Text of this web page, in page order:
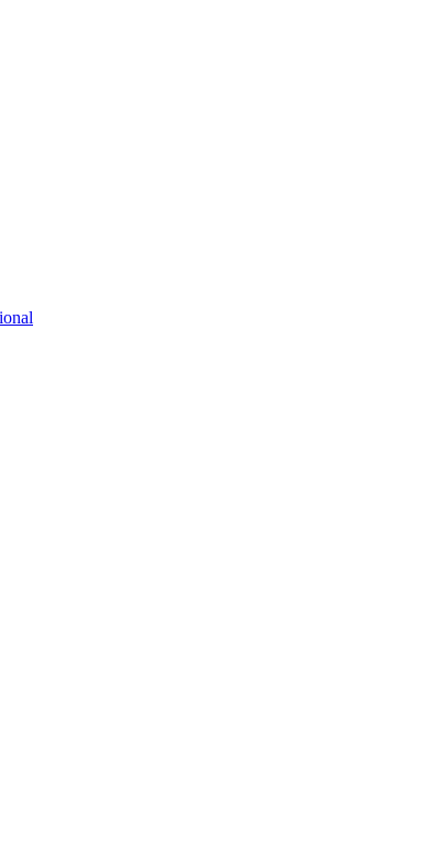
on our website. By continuing to browse this website, you
cookies, you can access our